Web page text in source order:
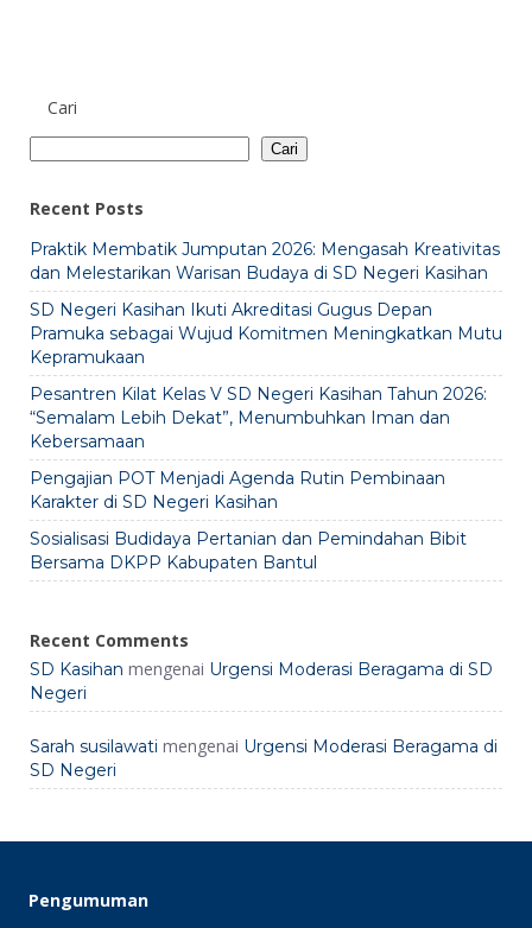
Cari
Cari
Recent Posts
Praktik Membatik Jumputan 2026: Mengasah Kreativitas
dan Melestarikan Warisan Budaya di SD Negeri Kasihan
SD Negeri Kasihan Ikuti Akreditasi Gugus Depan
Pramuka sebagai Wujud Komitmen Meningkatkan Mutu
Kepramukaan
Pesantren Kilat Kelas V SD Negeri Kasihan Tahun 2026:
“Semalam Lebih Dekat”, Menumbuhkan Iman dan
Kebersamaan
Pengajian POT Menjadi Agenda Rutin Pembinaan
Karakter di SD Negeri Kasihan
Sosialisasi Budidaya Pertanian dan Pemindahan Bibit
Bersama DKPP Kabupaten Bantul
Recent Comments
SD Kasihan mengenai Urgensi Moderasi Beragama di SD
Negeri
Sarah susilawati mengenai Urgensi Moderasi Beragama di
SD Negeri
Pengumuman